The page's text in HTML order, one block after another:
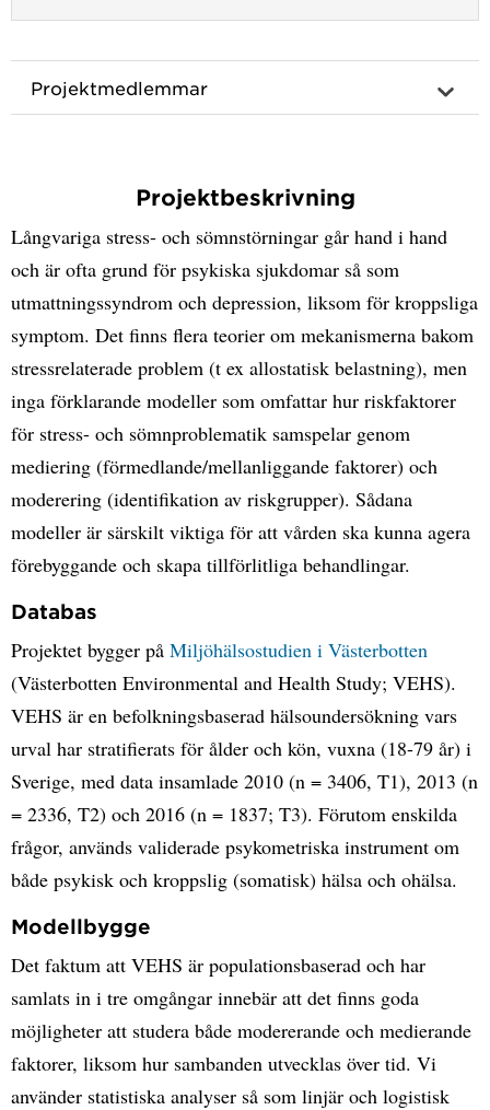
Projektmedlemmar
Projektbeskrivning
Långvariga stress- och sömnstörningar går hand i hand
och är ofta grund för psykiska sjukdomar så som
utmattningssyndrom och depression, liksom för kroppsliga
symptom. Det finns flera teorier om mekanismerna bakom
stressrelaterade problem (t ex allostatisk belastning), men
inga förklarande modeller som omfattar hur riskfaktorer
för stress- och sömnproblematik samspelar genom
mediering (förmedlande/mellanliggande faktorer) och
moderering (identifikation av riskgrupper). Sådana
modeller är särskilt viktiga för att vården ska kunna agera
förebyggande och skapa tillförlitliga behandlingar.
Databas
Projektet bygger på Miljöhälsostudien i Västerbotten
(Västerbotten Environmental and Health Study; VEHS).
VEHS är en befolkningsbaserad hälsoundersökning vars
urval har stratifierats för ålder och kön, vuxna (18-79 år) i
Sverige, med data insamlade 2010 (n = 3406, T1), 2013 (n
= 2336, T2) och 2016 (n = 1837; T3). Förutom enskilda
frågor, används validerade psykometriska instrument om
både psykisk och kroppslig (somatisk) hälsa och ohälsa.
Modellbygge
Det faktum att VEHS är populationsbaserad och har
samlats in i tre omgångar innebär att det finns goda
möjligheter att studera både modererande och medierande
faktorer, liksom hur sambanden utvecklas över tid. Vi
använder statistiska analyser så som linjär och logistisk